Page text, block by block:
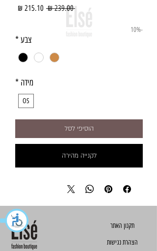
‏239.00 ‏₪
מחיר
-10%
צבע*
מידה *
OS
הוסיפי לסל
לקנייה מהירה
תקנון האתר​​
הצהרת נגישות